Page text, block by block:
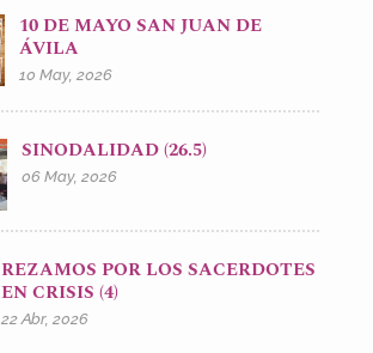
10 DE MAYO SAN JUAN DE
ÁVILA
10 May, 2026
SINODALIDAD (26.5)
06 May, 2026
REZAMOS POR LOS SACERDOTES
EN CRISIS (4)
22 Abr, 2026